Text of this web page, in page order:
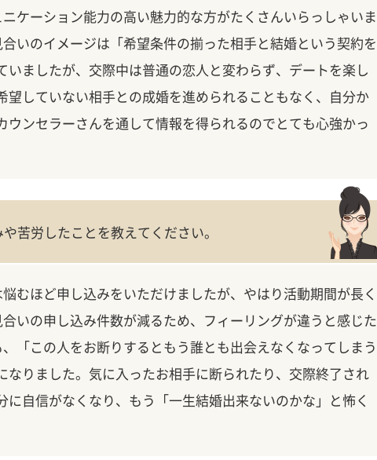
ケーション能力の高い魅力的な方がたくさんいらっしゃいま
合いのイメージは「希望条件の揃った相手と結婚という契約を
いましたが、交際中は普通の恋人と変わらず、デートを楽し
望していない相手との成婚を進められることもなく、自分か
ウンセラーさんを通して情報を得られるのでとても心強かっ
苦労したことを教えてください。
むほど申し込みをいただけましたが、やはり活動期間が長く
いの申し込み件数が減るため、フィーリングが違うと感じた
「この人をお断りするともう誰とも出会えなくなってしまう
なりました。気に入ったお相手に断られたり、交際終了され
に自信がなくなり、もう「一生結婚出来ないのかな」と怖く